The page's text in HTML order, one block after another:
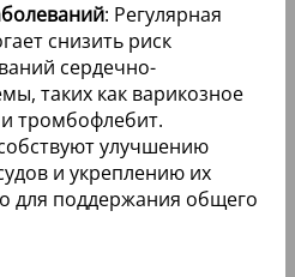
: Регулярная
снизить риск
сердечно-
таких как варикозное
тромбофлебит.
улучшению
и укреплению их
для поддержания общего